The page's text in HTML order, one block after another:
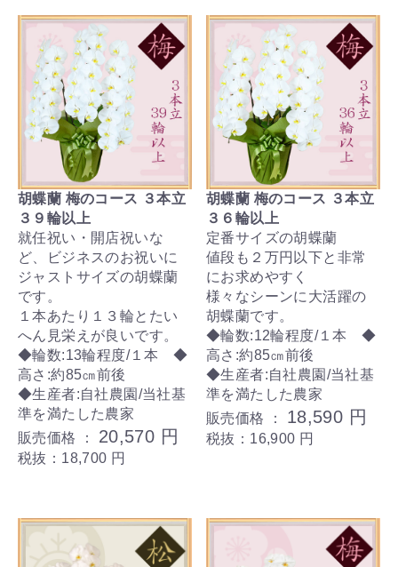
胡蝶蘭 梅のコース ３本立
３９輪以上
就任祝い・開店祝いな
ど、ビジネスのお祝いに
ジャストサイズの胡蝶蘭
です。
１本あたり１３輪とたい
へん見栄えが良いです。
◆輪数:13輪程度/１本 ◆
高さ:約85㎝前後
◆生産者:自社農園/当社基
準を満たした農家
販売価格 ： 20,570 円
税抜：18,700 円
胡蝶蘭 梅のコース ３本立
３６輪以上
定番サイズの胡蝶蘭
値段も２万円以下と非常
にお求めやすく
様々なシーンに大活躍の
胡蝶蘭です。
◆輪数:12輪程度/１本 ◆
高さ:約85㎝前後
◆生産者:自社農園/当社基
準を満たした農家
販売価格 ： 18,590 円
税抜：16,900 円